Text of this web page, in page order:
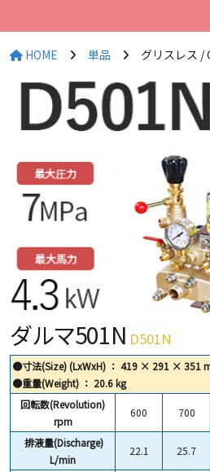
HOME 単品 グリスレス /
ダルマ501N D501N
●寸法(Size) (LxWxH) ： 419 × 291 ×
●重量(Weight) ： 20.6 kg
回転数(Revolution)
rpm
600 700
排液量(Discharge)
L/min
22.1 25.7